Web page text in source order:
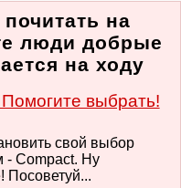
на
люди добрые
на ходу
выбрать!
свой выбор
- Compact. Ну
Посоветуй...